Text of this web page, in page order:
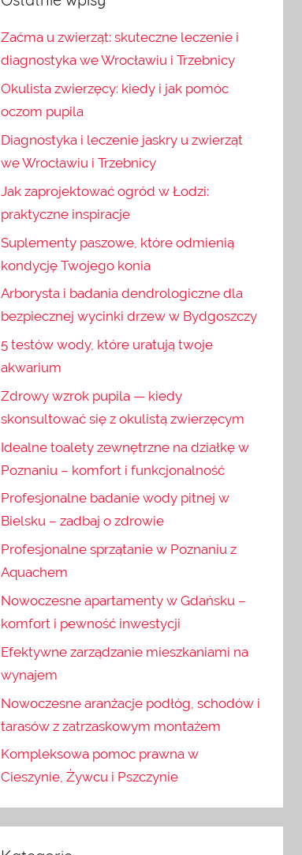
Zaćma u zwierząt: skuteczne leczenie i
diagnostyka we Wrocławiu i Trzebnicy
Okulista zwierzęcy: kiedy i jak pomóc
oczom pupila
Diagnostyka i leczenie jaskry u zwierząt
we Wrocławiu i Trzebnicy
Jak zaprojektować ogród w Łodzi:
praktyczne inspiracje
Suplementy paszowe, które odmienią
kondycję Twojego konia
Arborysta i badania dendrologiczne dla
bezpiecznej wycinki drzew w Bydgoszczy
5 testów wody, które uratują twoje
akwarium
Zdrowy wzrok pupila — kiedy
skonsultować się z okulistą zwierzęcym
Idealne toalety zewnętrzne na działkę w
Poznaniu – komfort i funkcjonalność
Profesjonalne badanie wody pitnej w
Bielsku – zadbaj o zdrowie
Profesjonalne sprzątanie w Poznaniu z
Aquachem
Nowoczesne apartamenty w Gdańsku –
komfort i pewność inwestycji
Efektywne zarządzanie mieszkaniami na
wynajem
Nowoczesne aranżacje podłóg, schodów i
tarasów z zatrzaskowym montażem
Kompleksowa pomoc prawna w
Cieszynie, Żywcu i Pszczynie